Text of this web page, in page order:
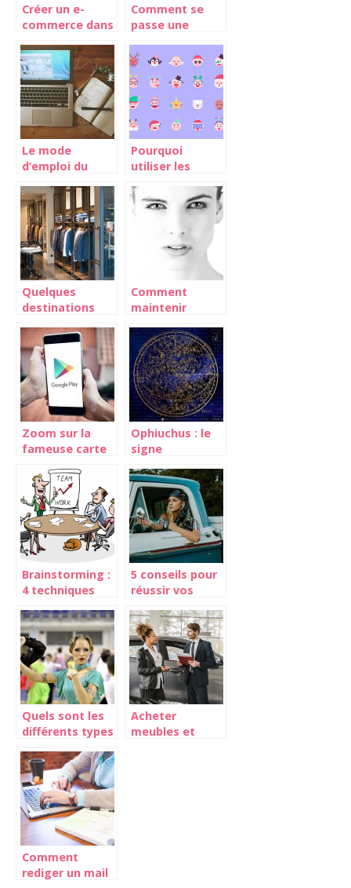
Créer un e-
commerce dans
comment faire
?
Comment se
passe une
travail?
Le mode
d’emploi du
de l’influenceur
du web
Pourquoi
utiliser les
réseaux sociaux
Quelques
destinations
shopping en
Europe
Comment
maintenir
sa peau ?
Zoom sur la
fameuse carte
Ophiuchus : le
signe
qui boulverse
tout le
calendrier astral
Brainstorming :
4 techniques
pour debusquer
ou developper
des idees
brillantes
5 conseils pour
réussir vos
plus facilement
Quels sont les
différents types
salon ?
Acheter
meubles et
Comment
rediger un mail